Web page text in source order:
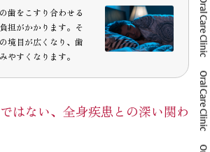
歯をこすり合わせる
担がかかります。そ
境目が広くなり、歯
やすくなります。
はない、全身疾患との深い関わ